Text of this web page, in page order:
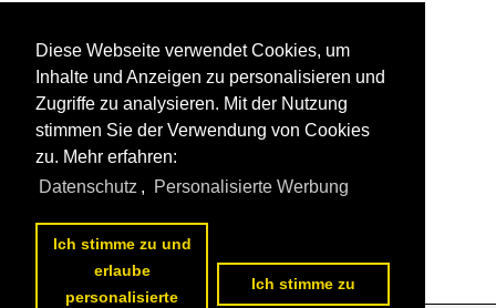
Diese Webseite verwendet Cookies, um
Inhalte und Anzeigen zu personalisieren und
Zugriffe zu analysieren. Mit der Nutzung
stimmen Sie der Verwendung von Cookies
zu. Mehr erfahren:
Datenschutz , Personalisierte Werbung
Ich stimme zu und
erlaube
personalisierte
Ich stimme zu